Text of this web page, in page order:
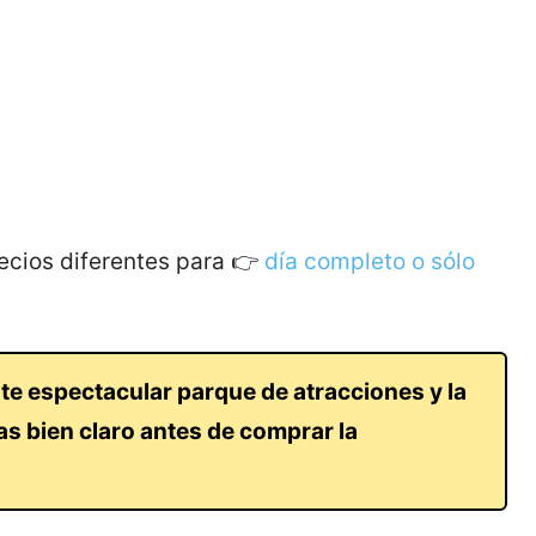
diferentes para 👉 día completo o sólo
espectacular parque de atracciones y la
bien claro antes de comprar la